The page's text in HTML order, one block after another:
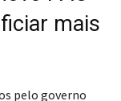
mais
pelo governo